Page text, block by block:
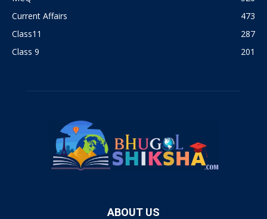
Current Affairs
473
Class11
287
Class 9
201
ABOUT US